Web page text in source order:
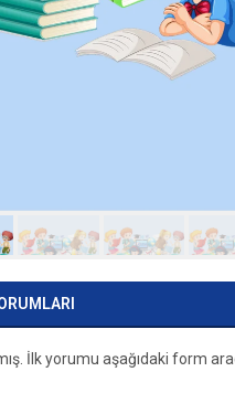
İlk yorumu aşağıdaki form